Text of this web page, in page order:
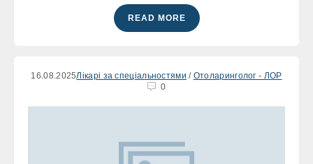
READ MORE
16.08.2025Лікарі за спеціальностями / Отоларинголог - ЛОР
0